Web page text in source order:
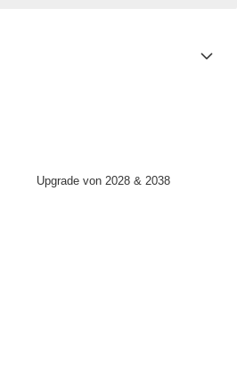
Upgrade von 2028 & 2038